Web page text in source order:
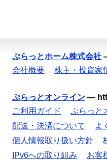
ぷらっとホーム株式会社
会社概要
株主・投資家
ぷらっとオンライン —
ご利用ガイド
ぷらっと
配送・決済について
よ
個人情報取り扱い方針
IPv6への取り組み
お客